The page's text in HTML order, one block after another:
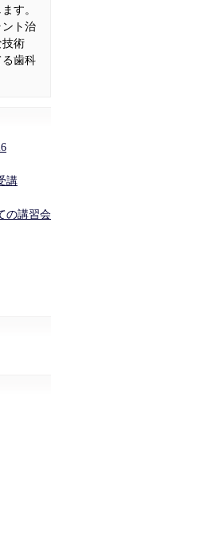
す。
ント治
技術
る歯科
講
の講習会